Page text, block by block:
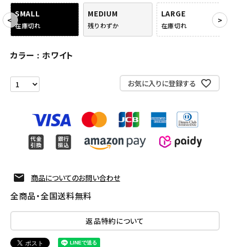
CONTENTS
ようこそ ゲスト 様
meeting_room ログイン
Follow us
SMALL
在庫切れ
MEDIUM
残りわずか
LARGE
在庫切れ
カラー ホワイト
お気に入りに登録する
商品についてのお問い合わせ
全商品・全国送料無料
返品特約について